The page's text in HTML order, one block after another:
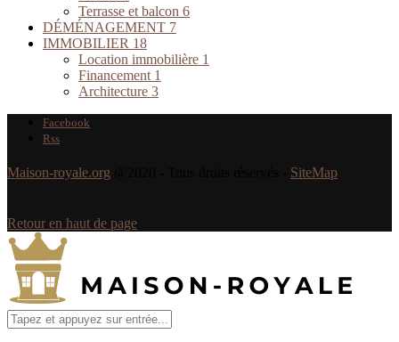
Terrasse et balcon 6
DÉMÉNAGEMENT 7
IMMOBILIER 18
Location immobilière 1
Financement 1
Architecture 3
Facebook
Rss
Maison-royale.org SiteMap
Retour en haut de page